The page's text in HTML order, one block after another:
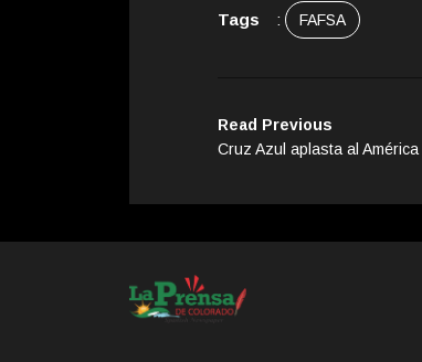
Tags : FAFSA
Read Previous
Cruz Azul aplasta al América